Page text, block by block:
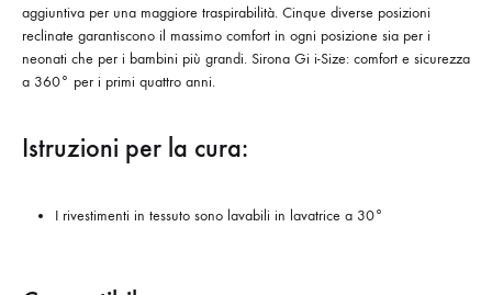
aggiuntiva per una maggiore traspirabilità. Cinque diverse posizioni
reclinate garantiscono il massimo comfort in ogni posizione sia per i
neonati che per i bambini più grandi. Sirona Gi i-Size: comfort e sicurezza
a 360° per i primi quattro anni.
Istruzioni per la cura:
I rivestimenti in tessuto sono lavabili in lavatrice a 30°